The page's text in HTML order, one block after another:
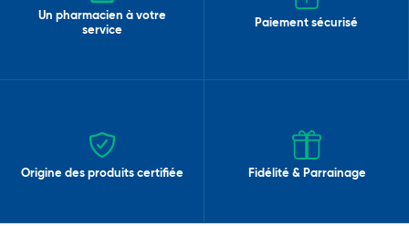
Un pharmacien à votre
service
Paiement sécurisé
Origine des produits certifiée Fidélité & Parrainage